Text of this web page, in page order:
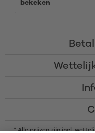
bekeken
* Alle prijzen zijn incl.